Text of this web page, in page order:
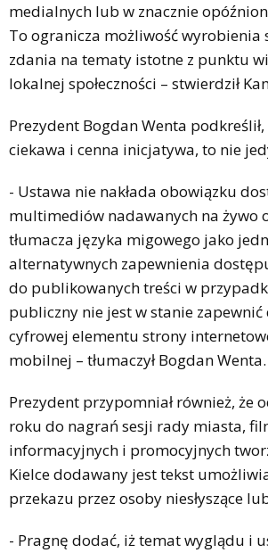
medialnych lub w znacznie
To ogranicza możliwość wyrobienia
zdania na tematy istotne z punktu
lokalnej społeczności – stwierdził
Prezydent Bogdan Wenta podkreślił,
ciekawa i cenna inicjatywa, to nie
- Ustawa nie nakłada obowiązku
multimediów nadawanych na żywo
tłumacza języka migowego jako
alternatywnych zapewnienia
do publikowanych treści w
publiczny nie jest w stanie
cyfrowej elementu strony
mobilnej – tłumaczył Bogdan Wenta.
Prezydent przypomniał również, że
roku do nagrań sesji rady miasta,
informacyjnych i promocyjnych
Kielce dodawany jest tekst
przekazu przez osoby niesłyszące lub
- Pragnę dodać, iż temat wyglądu i